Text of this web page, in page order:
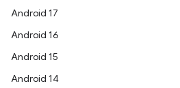
Android 17
Android 16
Android 15
Android 14